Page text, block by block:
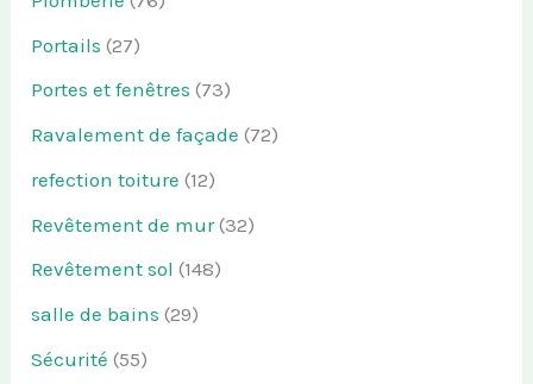
Portails (27)
Portes et fenêtres (73)
Ravalement de façade (72)
refection toiture (12)
Revêtement de mur(32)
Revêtement sol (148)
salle de bains (29)
Sécurité (55)